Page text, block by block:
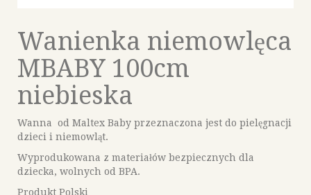
Wanienka niemowlęca
MBABY 100cm
niebieska
Wanna od Maltex Baby przeznaczona jest do pielęgnacji
dzieci i niemowląt.
Wyprodukowana z materiałów bezpiecznych dla
dziecka, wolnych od BPA.
Produkt Polski